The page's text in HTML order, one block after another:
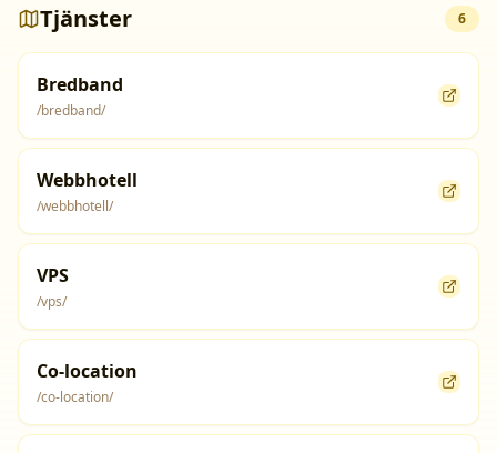
Tjänster 6
Bredband
/bredband/
Webbhotell
/webbhotell/
VPS
/vps/
Co-location
/co-location/